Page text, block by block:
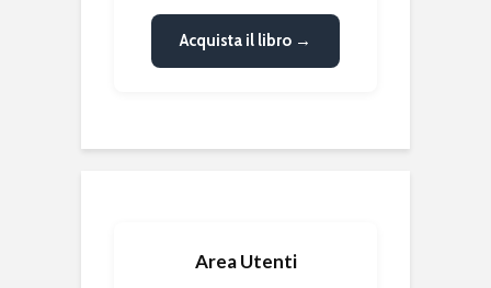
Acquista il libro →
Area Utenti